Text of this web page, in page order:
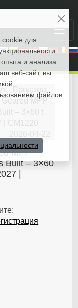
- Продажа
MPP
– 3×60 t
| CM1220
MPP
Built – 3×60
|
для
и анализа
веб-сайт, вы
файлов